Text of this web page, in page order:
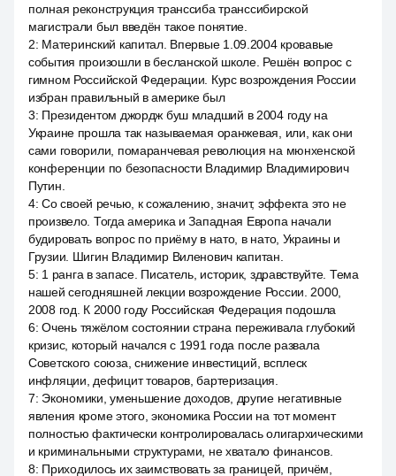
полная реконструкция транссиба транссибирской
магистрали был введён такое понятие.
2: Материнский капитал. Впервые 1.09.2004 кровавые
события произошли в бесланской школе. Решён вопрос с
гимном Российской Федерации. Курс возрождения России
избран правильный в америке был
3: Президентом джордж буш младший в 2004 году на
Украине прошла так называемая оранжевая, или, как они
сами говорили, помаранчевая революция на мюнхенской
конференции по безопасности Владимир Владимирович
Путин.
4:Со своей речью, к сожалению, значит, эффекта это не
произвело. Тогда америка и Западная Европа начали
будировать вопрос по приёму в нато, в нато, Украины и
Грузии. Шигин Владимир Виленович капитан.
5: 1 ранга в запасе. Писатель, историк, здравствуйте. Тема
нашей сегодняшней лекции возрождение России. 2000,
2008 год. К 2000 году Российская Федерация подошла
6:Очень тяжёлом состоянии страна переживала глубокий
кризис, который начался с 1991 года после развала
Советского союза, снижение инвестиций, всплеск
инфляции, дефицит товаров, бартеризация.
7: Экономики, уменьшение доходов, другие негативные
явления кроме этого, экономика России на тот момент
полностью фактически контролировалась олигархическими
и криминальными структурами, не хватало финансов.
8: Приходилось их заимствовать за границей, причём,